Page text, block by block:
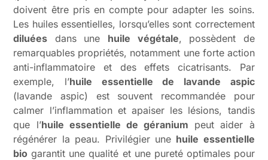
doivent être pris en compte pour adapter les soins.
Les huiles essentielles, lorsqu’elles sont correctement
diluées dans une huile végétale, possèdent de
remarquables propriétés, notamment une forte action
anti-inflammatoire et des effets cicatrisants. Par
exemple, l’huile essentielle de lavande aspic
(lavande aspic) est souvent recommandée pour
calmer l’inflammation et apaiser les lésions, tandis
que l’huile essentielle de géranium peut aider à
régénérer la peau. Privilégier une huile essentielle
bio garantit une qualité et une pureté optimales pour